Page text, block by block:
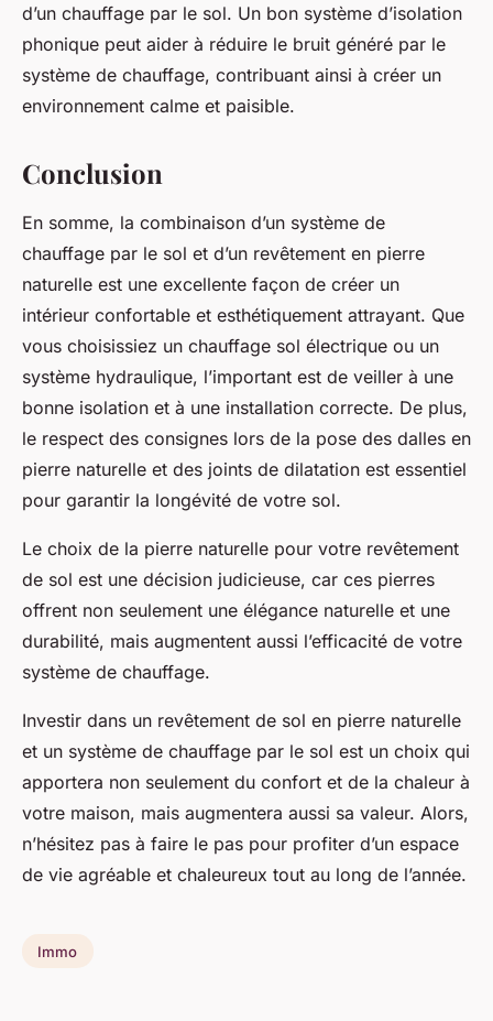
d’un chauffage par le sol. Un bon système d’isolation
phonique peut aider à réduire le bruit généré par le
système de chauffage, contribuant ainsi à créer un
environnement calme et paisible.
Conclusion
En somme, la combinaison d’un système de
chauffage par le sol et d’un revêtement en pierre
naturelle est une excellente façon de créer un
intérieur confortable et esthétiquement attrayant. Que
vous choisissiez un chauffage sol électrique ou un
système hydraulique, l’important est de veiller à une
bonne isolation et à une installation correcte. De plus,
le respect des consignes lors de la pose des dalles en
pierre naturelle et des joints de dilatation est essentiel
pour garantir la longévité de votre sol.
Le choix de la pierre naturelle pour votre revêtement
de sol est une décision judicieuse, car ces pierres
offrent non seulement une élégance naturelle et une
durabilité, mais augmentent aussi l’efficacité de votre
système de chauffage.
Investir dans un revêtement de sol en pierre naturelle
et un système de chauffage par le sol est un choix qui
apportera non seulement du confort et de la chaleur à
votre maison, mais augmentera aussi sa valeur. Alors,
n’hésitez pas à faire le pas pour profiter d’un espace
de vie agréable et chaleureux tout au long de l’année.
Immo